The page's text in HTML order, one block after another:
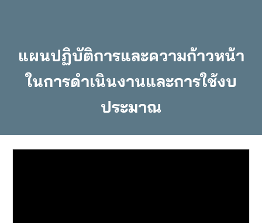
แผนปฏิบัติการและความก้าวหน้า
ในการดำเนินงานและการใช้งบ
ประมาณ